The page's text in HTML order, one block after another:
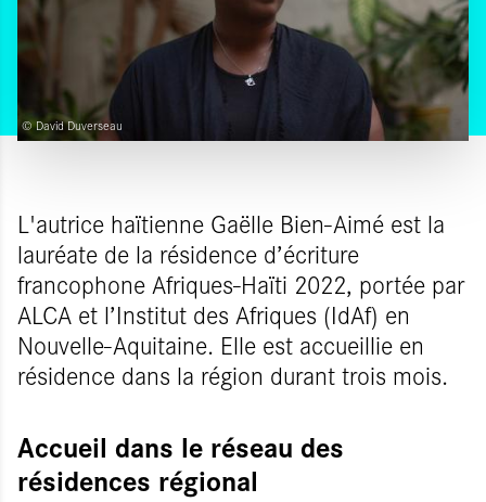
© David Duverseau
L'autrice haïtienne Gaëlle Bien-Aimé est la
lauréate de la résidence d’écriture
francophone Afriques-Haïti 2022, portée par
ALCA et l’Institut des Afriques (IdAf) en
Nouvelle-Aquitaine. Elle est accueillie en
résidence dans la région durant trois mois.
Accueil dans le réseau des
résidences régional